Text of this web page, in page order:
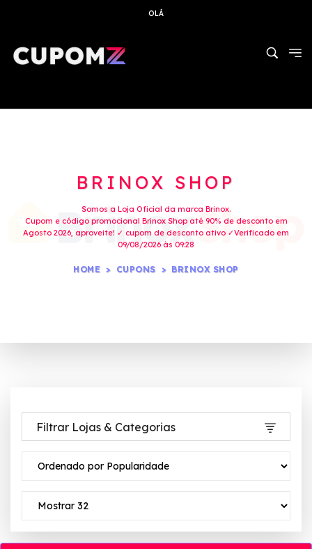
OLÁ
BRINOX SHOP
Somos a Loja Oficial da marca Brinox.
Cupom e código promocional Brinox Shop até 90% de desconto em
Agosto 2026, aproveite! ✓ cupom de desconto ativo ✓Verificado em
09/08/2026 às 09:28
HOME CUPONS BRINOX SHOP
Filtrar Lojas & Categorias